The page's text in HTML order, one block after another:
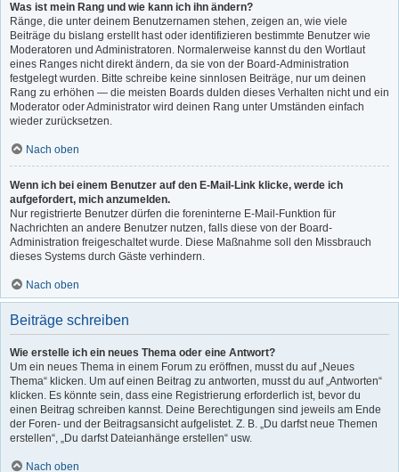
Was ist mein Rang und wie kann ich ihn ändern?
Ränge, die unter deinem Benutzernamen stehen, zeigen an, wie viele
Beiträge du bislang erstellt hast oder identifizieren bestimmte Benutzer wie
Moderatoren und Administratoren. Normalerweise kannst du den Wortlaut
eines Ranges nicht direkt ändern, da sie von der Board-Administration
festgelegt wurden. Bitte schreibe keine sinnlosen Beiträge, nur um deinen
Rang zu erhöhen — die meisten Boards dulden dieses Verhalten nicht und ein
Moderator oder Administrator wird deinen Rang unter Umständen einfach
wieder zurücksetzen.
Nach oben
Wenn ich bei einem Benutzer auf den E-Mail-Link klicke, werde ich
aufgefordert, mich anzumelden.
Nur registrierte Benutzer dürfen die foreninterne E-Mail-Funktion für
Nachrichten an andere Benutzer nutzen, falls diese von der Board-
Administration freigeschaltet wurde. Diese Maßnahme soll den Missbrauch
dieses Systems durch Gäste verhindern.
Nach oben
Beiträge schreiben
Wie erstelle ich ein neues Thema oder eine Antwort?
Um ein neues Thema in einem Forum zu eröffnen, musst du auf „Neues
Thema“ klicken. Um auf einen Beitrag zu antworten, musst du auf „Antworten“
klicken. Es könnte sein, dass eine Registrierung erforderlich ist, bevor du
einen Beitrag schreiben kannst. Deine Berechtigungen sind jeweils am Ende
der Foren- und der Beitragsansicht aufgelistet. Z. B. „Du darfst neue Themen
erstellen“, „Du darfst Dateianhänge erstellen“ usw.
Nach oben